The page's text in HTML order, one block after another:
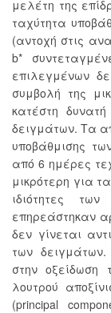
μελέτη της
ταχύτητα
(αντοχή στις
b*
επιλεγμένων
συμβολή της
κατέστη
δειγμάτων. Τα
υποβάθμισης
από 6 ημέρες
μικρότερη για
ιδιότητες
επηρεάστηκαν
δεν γίνεται
των
στην οξείδωση
λουτρού
(principal